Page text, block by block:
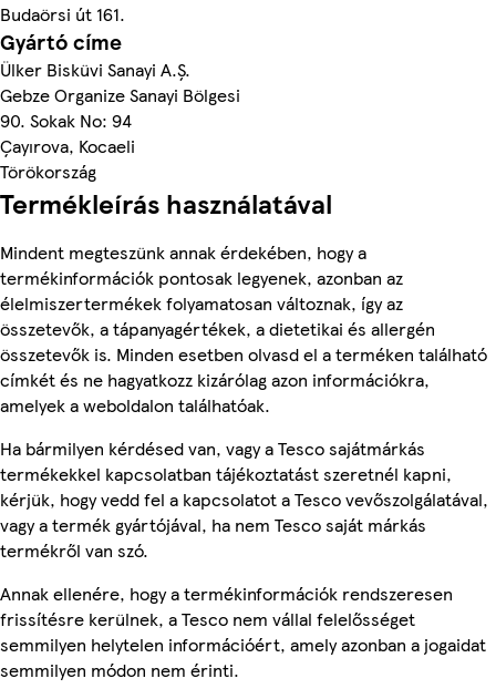
Budaörsi út 161.
Gyártó címe
Ülker Bisküvi Sanayi A.Ş.
Gebze Organize Sanayi Bölgesi
90. Sokak No: 94
Çayırova, Kocaeli
Törökország
Termékleírás használatával
Mindent megteszünk annak érdekében, hogy a
termékinformációk pontosak legyenek, azonban az
élelmiszertermékek folyamatosan változnak, így az
összetevők, a tápanyagértékek, a dietetikai és allergén
összetevők is. Minden esetben olvasd el a terméken található
címkét és ne hagyatkozz kizárólag azon információkra,
amelyek a weboldalon találhatóak.
Ha bármilyen kérdésed van, vagy a Tesco sajátmárkás
termékekkel kapcsolatban tájékoztatást szeretnél kapni,
kérjük, hogy vedd fel a kapcsolatot a Tesco vevőszolgálatával,
vagy a termék gyártójával, ha nem Tesco saját márkás
termékről van szó.
Annak ellenére, hogy a termékinformációk rendszeresen
frissítésre kerülnek, a Tesco nem vállal felelősséget
semmilyen helytelen információért, amely azonban a jogaidat
semmilyen módon nem érinti.